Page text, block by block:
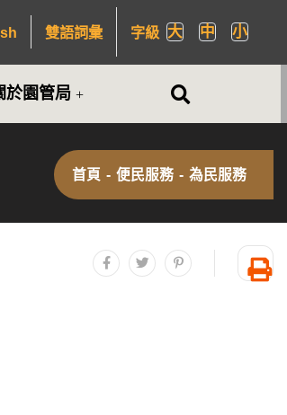
雙語詞彙 字級 大 中 小
於園管局
首頁 - 便民服務 - 為民服務
分享至facebook
分享至twitter分享至plurk
友